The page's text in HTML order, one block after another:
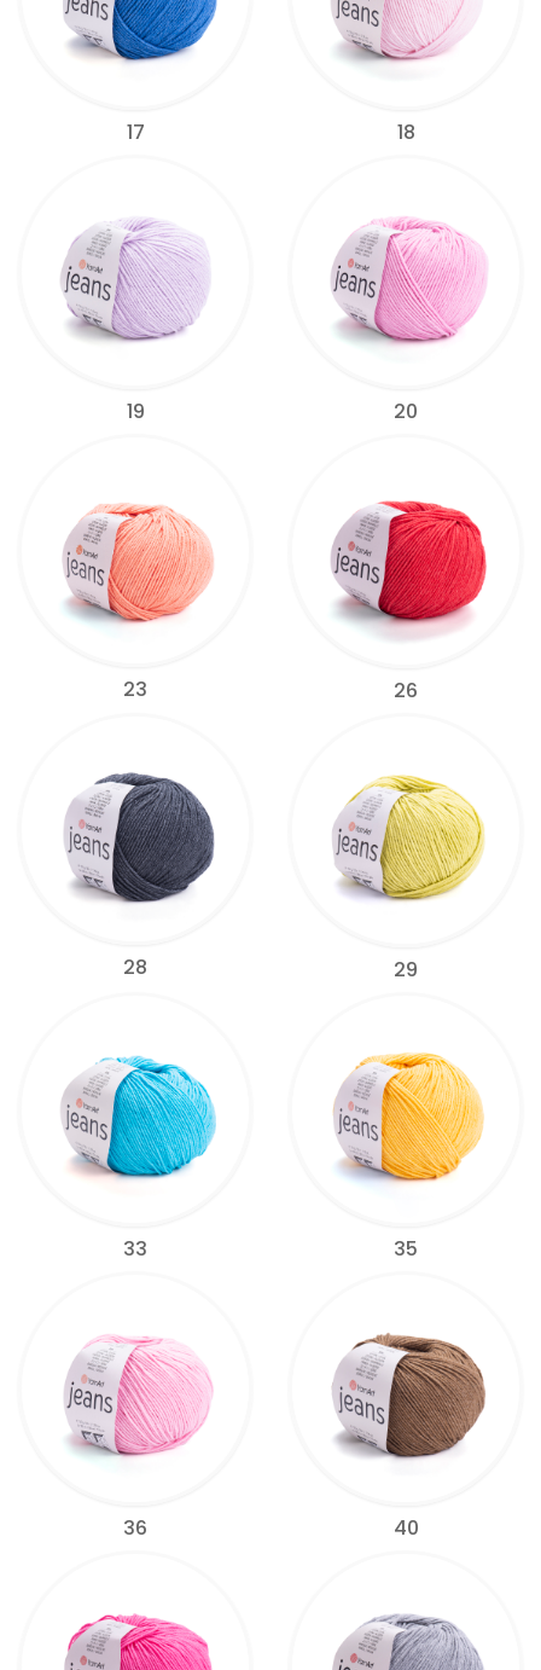
17 18
19 20
23 26
28 29
33 35
36 40